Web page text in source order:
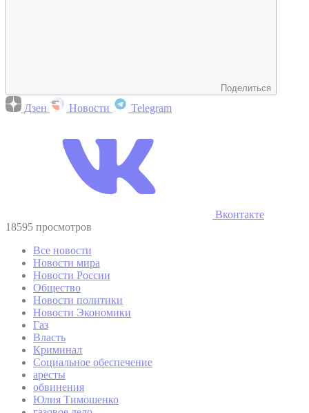
Поделиться
Дзен Новости Telegram
Вконтакте
18595 просмотров
Все новости
Новости мира
Новости России
Общество
Новости политики
Новости Экономики
Газ
Власть
Криминал
Социальное обеспечение
аресты
обвинения
Юлия Тимошенко